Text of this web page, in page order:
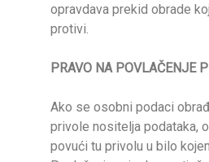
opravdava prekid obrade
protivi.
PRAVO NA POVLAČENJE
Ako se osobni podaci
privole nositelja podataka,
povući tu privolu u bilo